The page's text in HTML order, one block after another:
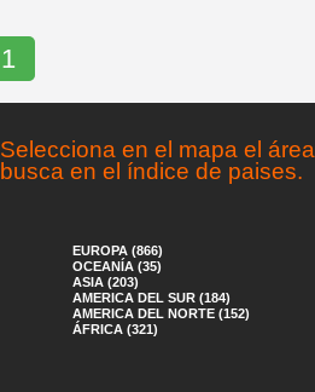
1
Selecciona en el mapa el
busca en el índice de paises.
EUROPA (866)
OCEANÍA (35)
ASIA (203)
AMERICA DEL SUR (184)
AMERICA DEL NORTE (152)
ÁFRICA (321)